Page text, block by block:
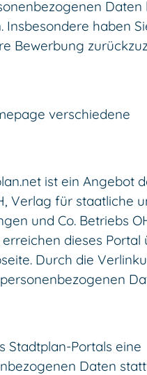
Daten
Insbesondere haben
Bewerbung
verschiedene
ist ein Angebot
Verlag für staatliche
und Co. Betriebs
erreichen dieses Portal
Durch die
Stadtplan-Portals eine
Daten